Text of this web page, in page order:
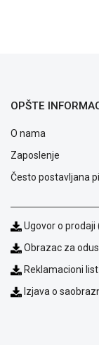
OPŠTE
O nama
Zaposlenje
Često postavljana
Ugovor o prodaji
Obrazac za
Reklamacioni list
Izjava o